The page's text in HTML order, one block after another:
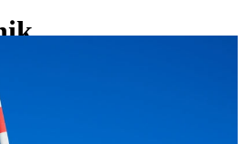
decken zu können und um die
alternative bzw. regenerative